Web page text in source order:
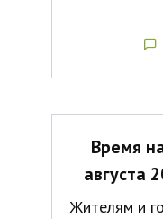
Время
августа
Жителям и